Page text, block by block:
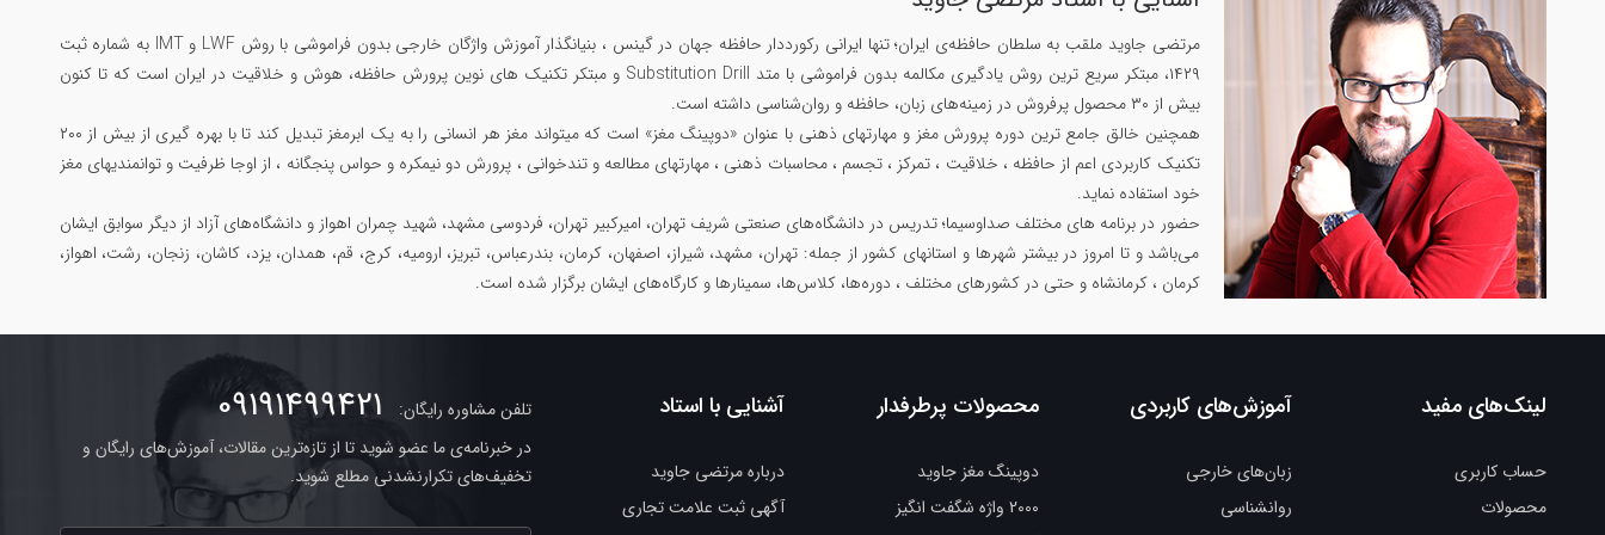
مرتضی جاوید ملقب به سلطان حافظه‌ی ایران؛ تنها ایرانی رکورددار حافظه جهان در گینس ، بنیانگذار آموزش واژگان خارجی بدون فراموشی با روش LWF و IMT به شماره ثبت
۱۴۲۹، مبتکر سریع ترین روش یادگیری مکالمه بدون فراموشی با متد Substitution Drill و مبتکر تکنیک های نوین پرورش حافظه، هوش و خلاقیت در ایران است که تا کنون
بیش از ۳۰ محصول پرفروش در زمینه‌های زبان‌، حافظه و روان‌شناسی داشته است.
همچنین خالق جامع ترین دوره پرورش مغز و مهارتهای ذهنی با عنوان «دوپینگ مغز» است که میتواند مغز هر انسانی را به یک ابرمغز تبدیل کند تا با بهره گیری از بیش از ۲۰۰
تکنیک کاربردی اعم از حافظه ، خلاقیت ، تمرکز ، تجسم ، محاسبات ذهنی ، مهارتهای مطالعه و تندخوانی ، پرورش دو نیمکره و حواس پنجگانه ، از اوجا ظرفیت و توانمندیهای مغز
خود استفاده نماید.
حضور در برنامه های مختلف صداوسیما؛ تدریس در دانشگاه‌های صنعتی شریف تهران، امیرکبیر تهران، فردوسی مشهد، شهید چمران اهواز و دانشگاه‌های آزاد از دیگر سوابق ایشان
می‌باشد و تا امروز در بیشتر شهرها و استانهای کشور از جمله: تهران، مشهد، شیراز، اصفهان، کرمان، بندرعباس، تبریز، ارومیه، کرج، قم، همدان، یزد، کاشان، زنجان، رشت، اهواز،
کرمان ، کرمانشاه و حتی در کشورهای مختلف ، دوره‌ها، کلاس‌ها، سمینار‌ها و کارگاه‌های ایشان برگزار شده است.
لینک‌های مفید
حساب کاربری
محصولات
آموزش‌های کاربردی
زبان‌های خارجی
روانشناسی
محصولات پرطرفدار
دوپینگ مغز جاوید
2000 واژه شگفت انگیز
آشنایی با استاد
درباره مرتضی جاوید
آگهی ثبت علامت تجاری
تلفن مشاوره رایگان: 09191499421
در خبرنامه‌ی ما عضو شوید تا از تازه‌ترین مقالات، آموزش‌های رایگان و
تخفیف‌های تکرارنشدنی مطلع شوید.